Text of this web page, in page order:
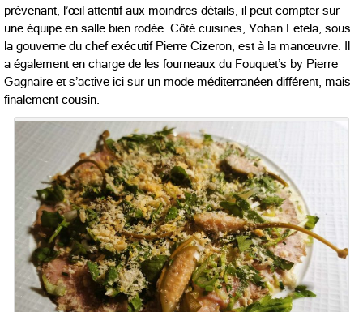
prévenant, l’œil attentif aux moindres détails, il peut compter sur
une équipe en salle bien rodée. Côté cuisines, Yohan Fetela, sous
la gouverne du chef exécutif Pierre Cizeron, est à la manœuvre. Il
a également en charge de les fourneaux du Fouquet’s by Pierre
Gagnaire et s’active ici sur un mode méditerranéen différent, mais
finalement cousin.